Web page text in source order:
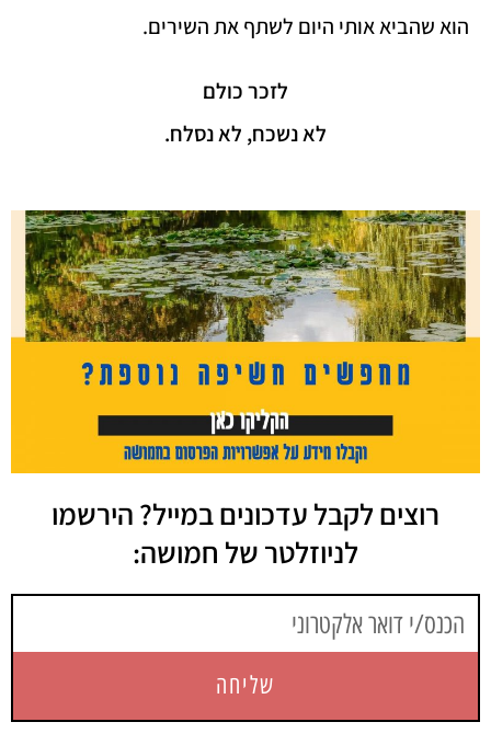
הוא שהביא אותי היום לשתף את השירים.
לזכר כולם
לא נשכח, לא נסלח.
רוצים לקבל עדכונים במייל? הירשמו
לניוזלטר של חמושה:
שליחה